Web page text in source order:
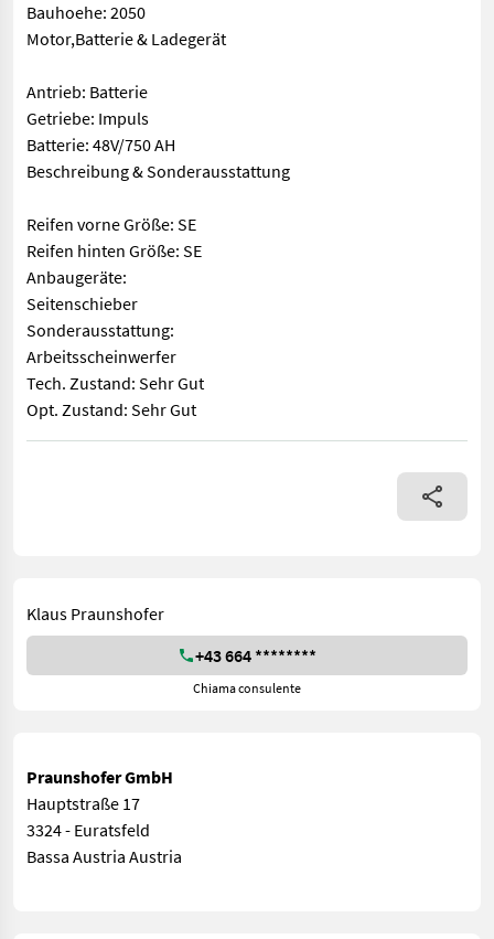
Bauhoehe: 2050
Motor,Batterie & Ladegerät
Antrieb: Batterie
Getriebe: Impuls
Batterie: 48V/750 AH
Beschreibung & Sonderausstattung
Reifen vorne Größe: SE
Reifen hinten Größe: SE
Anbaugeräte:
Seitenschieber
Sonderausstattung:
Arbeitsscheinwerfer
Tech. Zustand: Sehr Gut
Opt. Zustand: Sehr Gut
Fahrzeugdaten Com. Nr.: 814 Hersteller: Jungheinrich Typ:
Klaus Praunshofer
+43 664 ********
Chiama consulente
Praunshofer GmbH
Hauptstraße 17
3324 - Euratsfeld
Bassa Austria Austria